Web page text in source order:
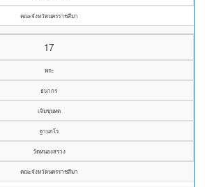
คณะจังหวัดนครราชสีมา
17
พระ
ธนากร
เจิมขุนทด
ฐานกโร
วัดหนองสรวง
คณะจังหวัดนครราชสีมา